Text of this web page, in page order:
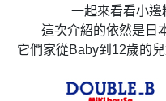
攻略待查收！
一起來看看小
這次介紹的依然是日
它們家從Baby到12歲的